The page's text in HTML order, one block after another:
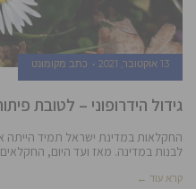
13 אוקטובר, 2021 כתב מקומונט
גידול הידרופוני – לטובת
החקלאות במדינת ישראל תמיד הייתה
לבנות במדינה. מאז ועד היום,
קרא עוד ←